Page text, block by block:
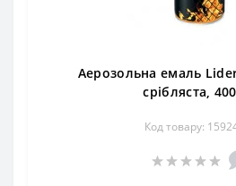
Аерозольна емаль
срібляста,
Код товару: